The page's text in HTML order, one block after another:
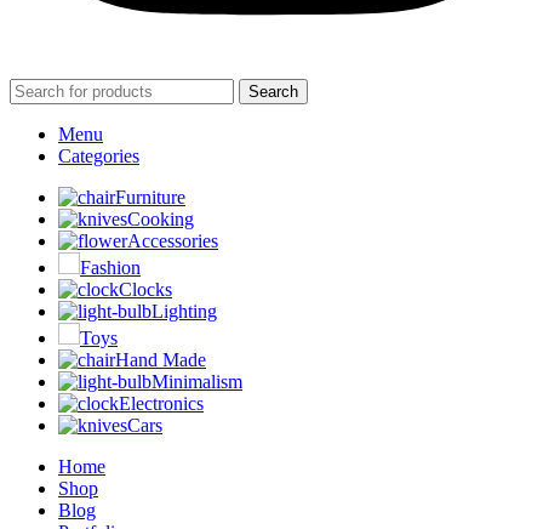
Search
Menu
Categories
Furniture
Cooking
Accessories
Fashion
Clocks
Lighting
Toys
Hand Made
Minimalism
Electronics
Cars
Home
Shop
Blog